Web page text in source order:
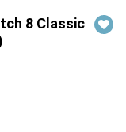
8 Classic